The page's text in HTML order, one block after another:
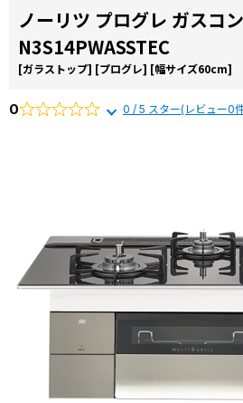
リンナイ
商品一覧か
ら選ぶ
交換費用
施工事例
よくある
ノーリツ プログレ ガスコ
N3S14PWASSTEC
[ガラストップ] [プログレ] [幅サイズ60cm]
0 0 / 5 スター(レビュー0